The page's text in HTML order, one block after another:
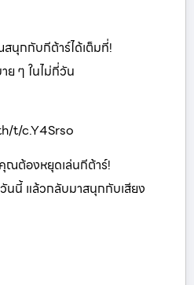
สนุกกับกีต้าร์ได้เต็มที่!
ย ๆ ในไม่กี่วัน
t/c.Y4Srso
ณต้องหยุดเล่นกีต้าร์!
นนี้ แล้วกลับมาสนุกกับเสียง